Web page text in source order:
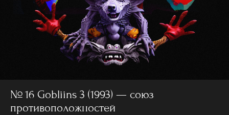
№ 16 Gobliins 3 (1993) — союз
противоположностей